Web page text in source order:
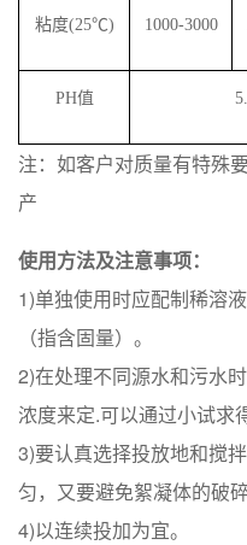
粘度(25℃) 1000-3000
PH值
注：如客户对质量有特殊
产
使用方法及注意事项：
1)单独使用时应配制稀溶
（指含固量）。
2)在处理不同源水和污水
浓度来定.可以通过小试求
3)要认真选择投放地和搅
匀，又要避免絮凝体的破碎
4)以连续投加为宜。